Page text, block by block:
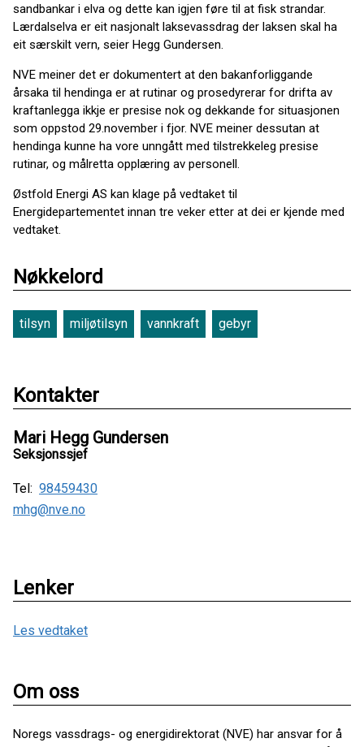
sandbankar i elva og dette kan igjen føre til at fisk strandar.
Lærdalselva er eit nasjonalt laksevassdrag der laksen skal ha
eit særskilt vern, seier Hegg Gundersen.
NVE meiner det er dokumentert at den bakanforliggande
årsaka til hendinga er at rutinar og prosedyrerar for drifta av
kraftanlegga ikkje er presise nok og dekkande for situasjonen
som oppstod 29.november i fjor. NVE meiner dessutan at
hendinga kunne ha vore unngått med tilstrekkeleg presise
rutinar, og målretta opplæring av personell.
Østfold Energi AS kan klage på vedtaket til
Energidepartementet innan tre veker etter at dei er kjende med
vedtaket.
Nøkkelord
tilsyn miljøtilsyn vannkraft gebyr
Kontakter
Mari Hegg Gundersen
Seksjonssjef
Tel: 98459430
mhg@nve.no
Lenker
Les vedtaket
Om oss
Noregs vassdrags- og energidirektorat (NVE) har ansvar for å